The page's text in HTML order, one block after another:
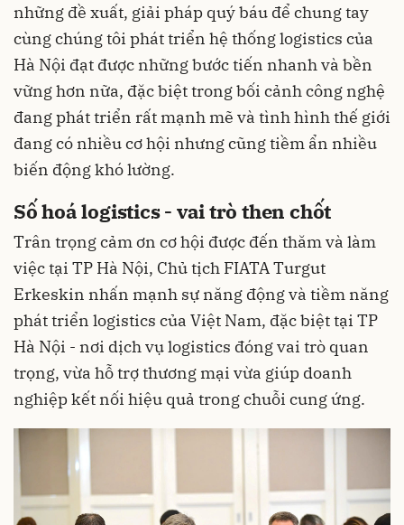
những đề xuất, giải pháp quý báu để chung tay
cùng chúng tôi phát triển hệ thống logistics của
Hà Nội đạt được những bước tiến nhanh và bền
vững hơn nữa, đặc biệt trong bối cảnh công nghệ
đang phát triển rất mạnh mẽ và tình hình thế giới
đang có nhiều cơ hội nhưng cũng tiềm ẩn nhiều
biến động khó lường.
Số hoá logistics - vai trò then chốt
Trân trọng cảm ơn cơ hội được đến thăm và làm
việc tại TP Hà Nội, Chủ tịch FIATA Turgut
Erkeskin nhấn mạnh sự năng động và tiềm năng
phát triển logistics của Việt Nam, đặc biệt tại TP
Hà Nội - nơi dịch vụ logistics đóng vai trò quan
trọng, vừa hỗ trợ thương mại vừa giúp doanh
nghiệp kết nối hiệu quả trong chuỗi cung ứng.